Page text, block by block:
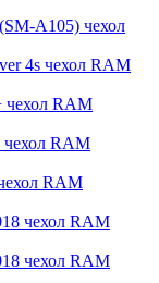
A105) чехол
4s чехол RAM
чехол RAM
чехол RAM
RAM
чехол RAM
чехол RAM